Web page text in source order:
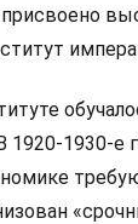
1930-е